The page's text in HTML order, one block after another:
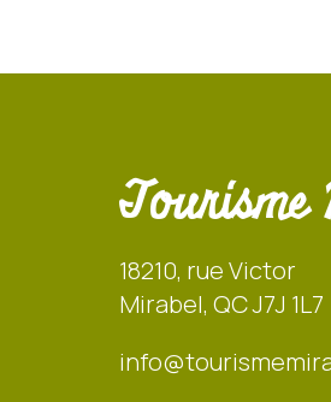
18210, rue Victor
Mirabel, QC J7J 1L7